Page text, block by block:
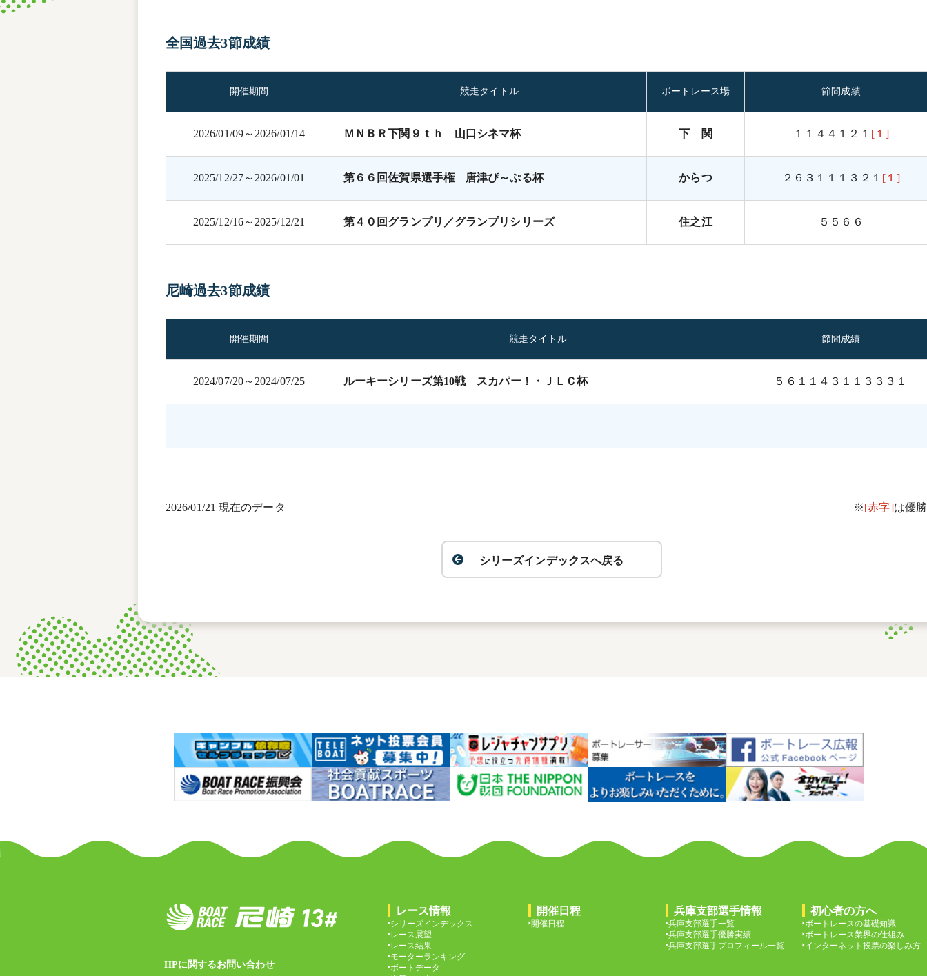
全国過去3節成績
開催期間 競走タイトル ボートレース場 節間成績
2026/01/09～2026/01/14 ＭＮＢＲ下関９ｔｈ 山口シネマ杯 下 関 １１４４１２１ [１]
2025/12/27～2026/01/01 第６６回佐賀県選手権 唐津ぴ～ぷる杯 からつ ２６３１１１３２１ [１]
2025/12/16～2025/12/21 第４０回グランプリ／グランプリシリーズ 住之江 ５５６６
尼崎過去3節成績
開催期間 競走タイトル 節間成績
2024/07/20～2024/07/25 ルーキーシリーズ第10戦 スカパー！・ＪＬＣ杯 ５６１１４３１１３３３１
2026/01/21 現在のデータ ※ [赤字]は優
シリーズインデックスへ戻る
HPに関するお問い合わせ
レース情報
シリーズインデックス
レース展望
レース結果
モーターランキング
ボートデータ
開催日程
開催日程
兵庫支部選手情報
兵庫支部選手一覧
兵庫支部選手優勝実績
兵庫支部選手プロフィール一覧
初心者の方へ
ボートレースの基礎知識
ボートレース業界の仕組み
インターネット投票の楽しみ方